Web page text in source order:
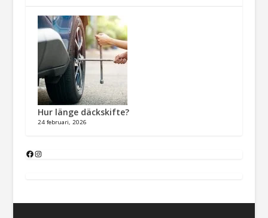
Hur länge däckskifte?
24 februari, 2026